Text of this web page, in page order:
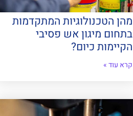
מהן הטכנולוגיות המתקדמות
בתחום מיגון אש פסיבי
הקיימות כיום?
קרא עוד »